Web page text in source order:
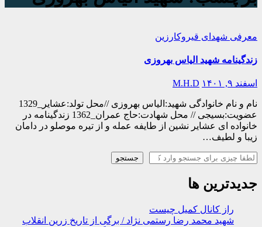
معرفی شهدای قیروکارزین
زندگینامه شهید الیاس بهروزی
اسفند ۹, ۱۴۰۱ M.H.D
نام و نام خانوادگی شهید:الیاس بهروزی //محل تولد:عشایر_1329
عضویت:بسیجی // محل شهادت:حاج عمران_1362 زندگینامه در
خانواده ای عشایر نشین از طایفه عمله و از تیره موصلو در دامان
زیبا و لطیف…
جستجو
جستجو
جدیدترین ها
راز کانال کمیل چیست
شهید محمد رضا رستمی نژاد / برگی از تاریخ زرین انقلاب